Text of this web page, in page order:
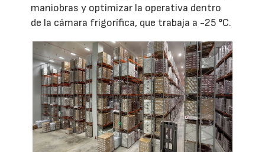
maniobras y optimizar la operativa dentro
de la cámara frigorífica, que trabaja a -25 °C.